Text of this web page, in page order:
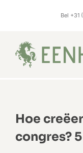
Bel +31
Hoe
congres?